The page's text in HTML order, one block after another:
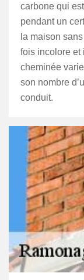
carbone qui
pendant un
la maison
fois incolore et
cheminée
son nombre
conduit.